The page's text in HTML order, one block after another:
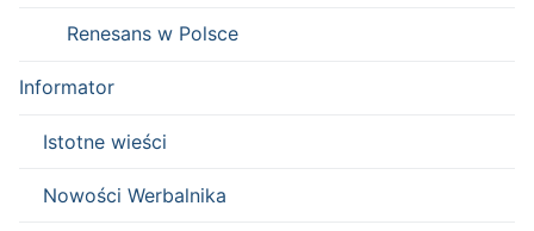
Renesans w Polsce
Informator
Istotne wieści
Nowości Werbalnika